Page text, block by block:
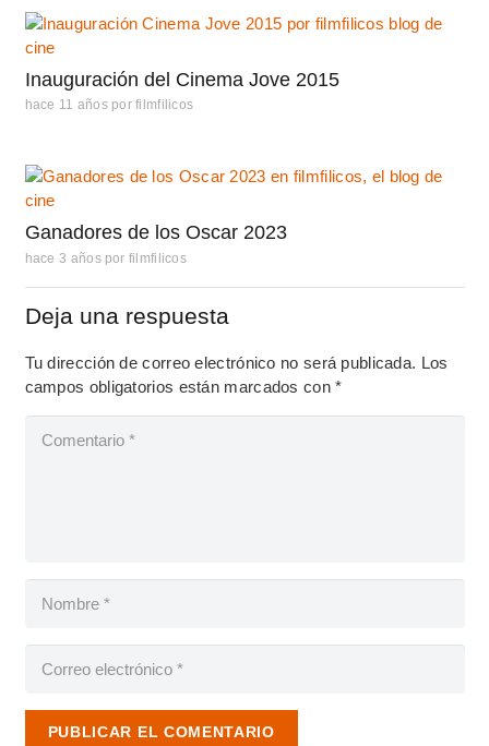
Inauguración del Cinema Jove 2015
hace 11 años por filmfilicos
Ganadores de los Oscar 2023
hace 3 años por filmfilicos
Deja una respuesta
Tu dirección de correo electrónico no será publicada. Los
campos obligatorios están marcados con*
PUBLICAR EL COMENTARIO